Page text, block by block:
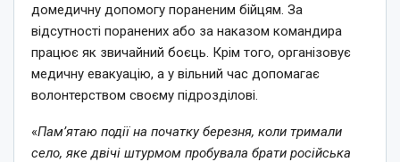
домедичну допомогу пораненим бійцям. За
відсутності поранених або за наказом командира
працює як звичайний боєць. Крім того, організовує
медичну евакуацію, а у вільний час допомагає
волонтерством своєму підрозділові.
«Пам’ятаю події на початку березня, коли тримали
село, яке двічі штурмом пробувала брати російська